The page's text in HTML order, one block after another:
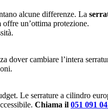
alcune differenze. La
offre un’ottima protezione.
cambiare l’intera
Le serrature a cilindro
Chiama il 051 091